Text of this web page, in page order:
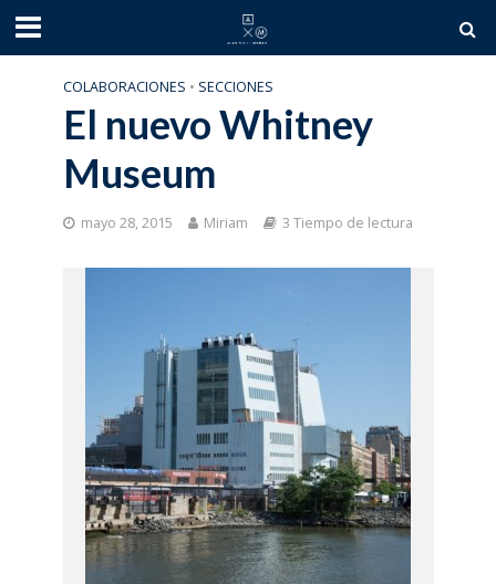
COLABORACIONES • SECCIONES
El nuevo Whitney
Museum
mayo 28, 2015 Miriam 3 Tiempo de lectura